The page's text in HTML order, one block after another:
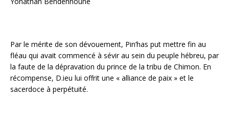
Par le mérite de son dévouement, Pin’has put mettre fin au
fléau qui avait commencé à sévir au sein du peuple hébreu, par
la faute de la dépravation du prince de la tribu de Chimon. En
récompense, D.ieu lui offrit une « alliance de paix » et le
sacerdoce à perpétuité.